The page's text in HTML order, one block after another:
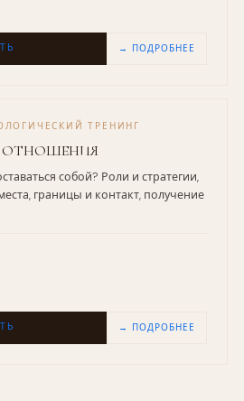
→ ПОДРОБНЕЕ
ТРЕНИНГ
ОТНОШЕНИЯ
собой? Роли и стратегии,
границы и контакт, получение
→ ПОДРОБНЕЕ